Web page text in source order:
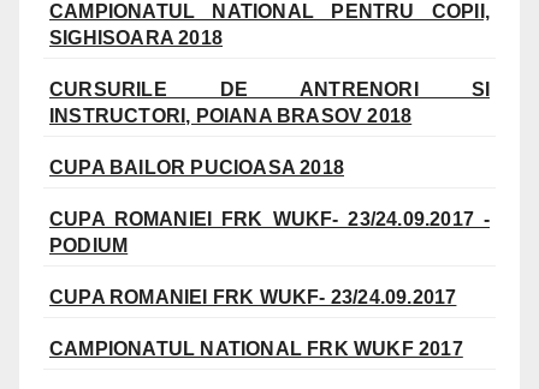
CAMPIONATUL NATIONAL PENTRU COPII,
SIGHISOARA 2018
CURSURILE DE ANTRENORI SI
INSTRUCTORI, POIANA BRASOV 2018
CUPA BAILOR PUCIOASA 2018
CUPA ROMANIEI FRK WUKF- 23/24.09.2017 -
PODIUM
CUPA ROMANIEI FRK WUKF- 23/24.09.2017
CAMPIONATUL NATIONAL FRK WUKF 2017